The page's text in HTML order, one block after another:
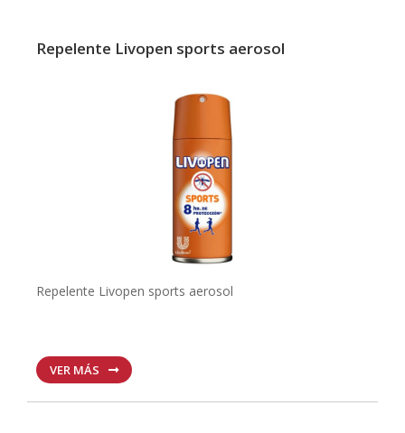
Repelente Livopen sports aerosol
Repelente Livopen sports aerosol
VER MÁS